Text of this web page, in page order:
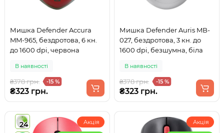
Мишка Defender Accura
MM-965, бездротова, 6 кн.
до 1600 dpi, червона
В наявності
₴378 грн. -15 %
₴323 грн.
Мишка Defender Auris MB-
027, бездротова, 3 кн. до
1600 dpi, безшумна, біла
В наявності
₴378 грн. -15 %
₴323 грн.
24
Акція Акція